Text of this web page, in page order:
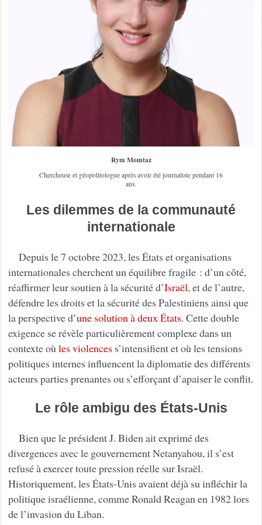
Rym Momtaz
Chercheuse et géopolitologue après avoir été journaliste pendant 16
ans.
Les dilemmes de la communauté
internationale
Depuis le 7 octobre 2023, les États et organisations
internationales cherchent un équilibre fragile : d’un côté,
réaffirmer leur soutien à la sécurité d’Israël, et de l’autre,
défendre les droits et la sécurité des Palestiniens ainsi que
la perspective d’une solution à deux États. Cette double
exigence se révèle particulièrement complexe dans un
contexte où les violencess’intensifient et où les tensions
politiques internes influencent la diplomatie des différents
acteurs parties prenantes ou s’efforçant d’apaiser le conflit.
Le rôle ambigu des États-Unis
Bien que le président J. Biden ait exprimé des
divergences avec le gouvernement Netanyahou, il s’est
refusé à exercer toute pression réelle sur Israël.
Historiquement, les États-Unis avaient déjà su infléchir la
politique israélienne, comme Ronald Reagan en 1982 lors
de l’invasion du Liban.